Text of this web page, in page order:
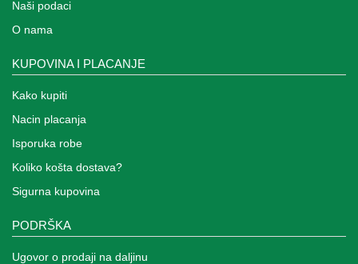
Naši podaci
O nama
KUPOVINA I PLACANJE
Kako kupiti
Nacin placanja
Isporuka robe
Koliko košta dostava?
Sigurna kupovina
PODRŠKA
Ugovor o prodaji na daljinu